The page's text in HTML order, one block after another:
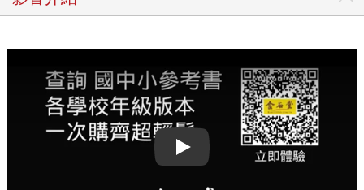
Play video